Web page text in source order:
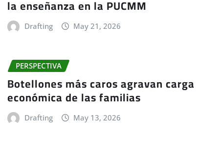
la enseñanza en la PUCMM
Drafting May 21, 2026
PERSPECTIVA
Botellones más caros agravan carga
económica de las familias
Drafting May 13, 2026